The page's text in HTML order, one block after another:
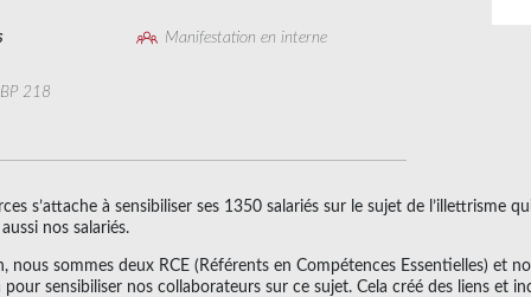
Manifestation en interne
218
s’attache à sensibiliser ses 1350 salariés sur le sujet de l’illettrisme
nos salariés.
nous sommes deux RCE (Référents en Compétences Essentielles) et
sensibiliser nos collaborateurs sur ce sujet. Cela créé des liens et